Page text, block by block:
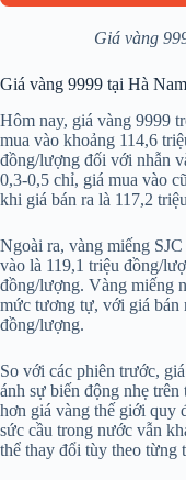
Giá vàng
Giá vàng 9999 tại Hà
Hôm nay, giá vàng 9999
mua vào khoảng 114,6
đồng/lượng đối với nhẫn
0,3-0,5 chỉ, giá mua vào
khi giá bán ra là 117,2
Ngoài ra, vàng miếng
vào là 119,1 triệu đồng/
đồng/lượng. Vàng miếng
mức tương tự, với giá bán
đồng/lượng.
So với các phiên trước,
ánh sự biến động nhẹ
hơn giá vàng thế giới quy
sức cầu trong nước vẫn
thể thay đổi tùy theo từng